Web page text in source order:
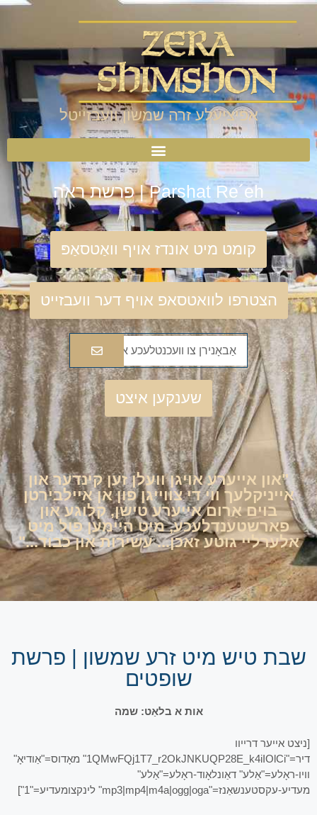
אפיציעלע זרה שמשון וועבזייטל
Parshat Re´eh | פרשת ראה
קומט מיט אונדז אויף וואַטסאַפּ
הצטרפו לוואטסאפ אויף דער וועבזייט
שענקען איצט
"און אייערע אויגן וועלן זען קינדער און
אייניקלעך ווי די צווייגן פון אן איילבירטן
בוים אַרום אייערע טישן, קלוגע און
פארשטענדלעכע, מיט היימען פול מיט
אלערליי גוטע זאכן... עשירות און כבוד..."
שבת טיש מיט זרע שמשון | פרשת
שופטים
אות א בלאַט: שמה
[ניצט אייער דרייוו
דיר="1QMwFQj1T7_r2OkJNKUQP28E_k4iIOlCi" מאָדוס="אַודיאָ"
וויו-ראָלע="אַלע" דאַונלאָוד-ראָלע="אַלע"
מעדיע-עקסטענשאַנז="mp3|mp4|m4a|ogg|oga" לינקצומעדיע="1"]